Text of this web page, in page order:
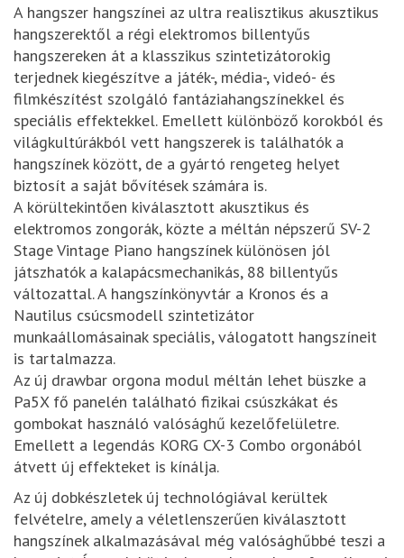
A hangszer hangszínei az ultra realisztikus akusztikus
hangszerektől a régi elektromos billentyűs
hangszereken át a klasszikus szintetizátorokig
terjednek kiegészítve a játék-, média-, videó- és
filmkészítést szolgáló fantáziahangszínekkel és
speciális effektekkel. Emellett különböző korokból és
világkultúrákból vett hangszerek is találhatók a
hangszínek között, de a gyártó rengeteg helyet
biztosít a saját bővítések számára is.
A körültekintően kiválasztott akusztikus és
elektromos zongorák, közte a méltán népszerű SV-2
Stage Vintage Piano hangszínek különösen jól
játszhatók a kalapácsmechanikás, 88 billentyűs
változattal. A hangszínkönyvtár a Kronos és a
Nautilus csúcsmodell szintetizátor
munkaállomásainak speciális, válogatott hangszíneit
is tartalmazza.
Az új drawbar orgona modul méltán lehet büszke a
Pa5X fő panelén található fizikai csúszkákat és
gombokat használó valósághű kezelőfelületre.
Emellett a legendás KORG CX-3 Combo orgonából
átvett új effekteket is kínálja.
Az új dobkészletek új technológiával kerültek
felvételre, amely a véletlenszerűen kiválasztott
hangszínek alkalmazásával még valósághűbbé teszi a